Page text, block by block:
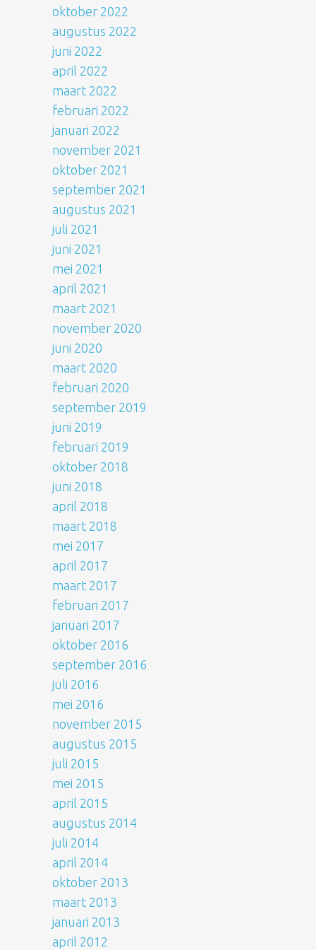
oktober 2022
augustus 2022
juni 2022
april 2022
maart 2022
februari 2022
januari 2022
november 2021
oktober 2021
september 2021
augustus 2021
juli 2021
juni 2021
mei 2021
april 2021
maart 2021
november 2020
juni 2020
maart 2020
februari 2020
september 2019
juni 2019
februari 2019
oktober 2018
juni 2018
april 2018
maart 2018
mei 2017
april 2017
maart 2017
februari 2017
januari 2017
oktober 2016
september 2016
juli 2016
mei 2016
november 2015
augustus 2015
juli 2015
mei 2015
april 2015
augustus 2014
juli 2014
april 2014
oktober 2013
maart 2013
januari 2013
april 2012